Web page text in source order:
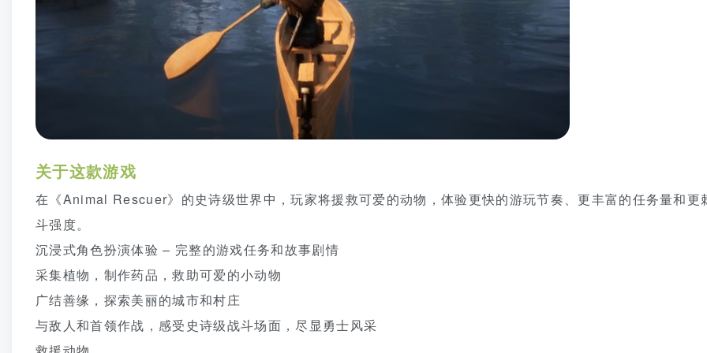
关于这款游戏
在《Animal Rescuer》的史诗级世界中，玩家将援救可爱的动物，体验更快的游玩节奏、更丰富的任务量和更
斗强度。
沉浸式角色扮演体验 – 完整的游戏任务和故事剧情
采集植物，制作药品，救助可爱的小动物
广结善缘，探索美丽的城市和村庄
与敌人和首领作战，感受史诗级战斗场面，尽显勇士风采